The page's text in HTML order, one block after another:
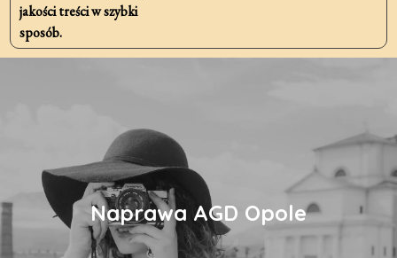
jakości treści w szybki
sposób.
Naprawa AGD Opole